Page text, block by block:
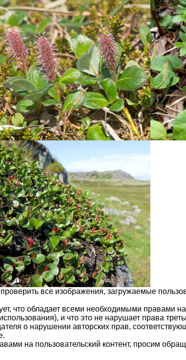
все изображения, загружаемые
что обладает всеми необходимыми правами
и что это не нарушает права
о нарушении авторских прав,
на пользовательский контент, просим